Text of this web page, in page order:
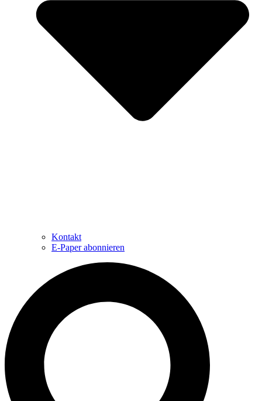
Kontakt
E-Paper abonnieren